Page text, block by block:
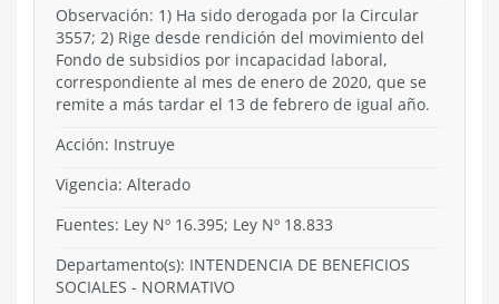
Observación: 1) Ha sido derogada por la Circular
3557; 2) Rige desde rendición del movimiento del
Fondo de subsidios por incapacidad laboral,
correspondiente al mes de enero de 2020, que se
remite a más tardar el 13 de febrero de igual año.
Acción: Instruye
Vigencia: Alterado
Fuentes: Ley Nº 16.395; Ley Nº 18.833
Departamento(s): INTENDENCIA DE BENEFICIOS
SOCIALES - NORMATIVO